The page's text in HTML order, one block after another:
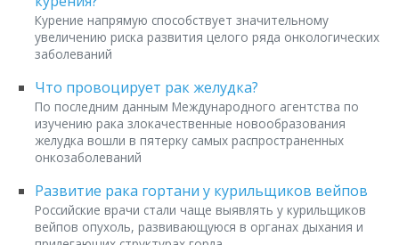
Курение напрямую способствует значительному
увеличению риска развития целого ряда онкологических
заболеваний
Что провоцирует рак желудка?
По последним данным Международного агентства по
изучению рака злокачественные новообразования
желудка вошли в пятерку самых распространенных
онкозаболеваний
Развитие рака гортани у курильщиков вейпов
Российские врачи стали чаще выявлять у курильщиков
вейпов опухоль, развивающуюся в органах дыхания и